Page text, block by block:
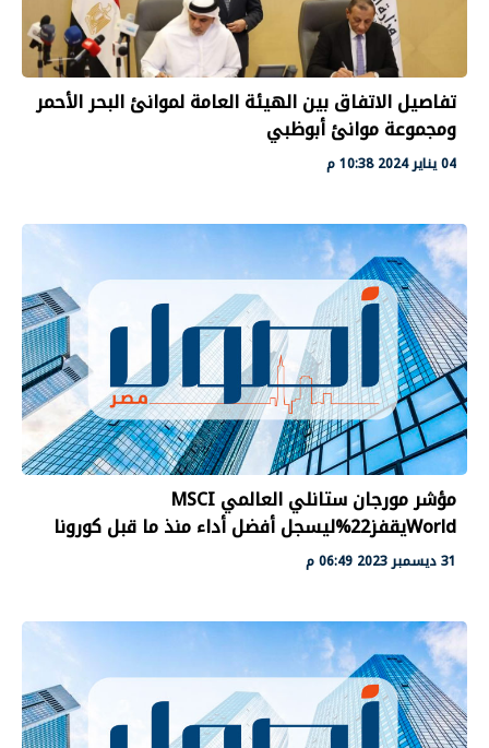
تفاصيل الاتفاق بين الهيئة العامة لموانئ البحر الأحمر
ومجموعة موانئ أبوظبي
04 يناير 2024 10:38 م
مؤشر مورجان ستانلي العالمي MSCI
Worldيقفز22%ليسجل أفضل أداء منذ ما قبل كورونا
31 ديسمبر 2023 06:49 م